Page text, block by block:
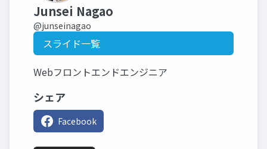
Junsei Nagao
@junseinagao
スライド一覧
Webフロントエンドエンジニア
シェア
Facebook